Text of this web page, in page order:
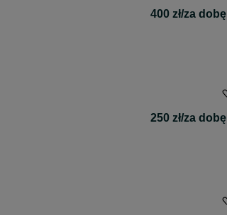
400 zł/za dobę
250 zł/za dobę